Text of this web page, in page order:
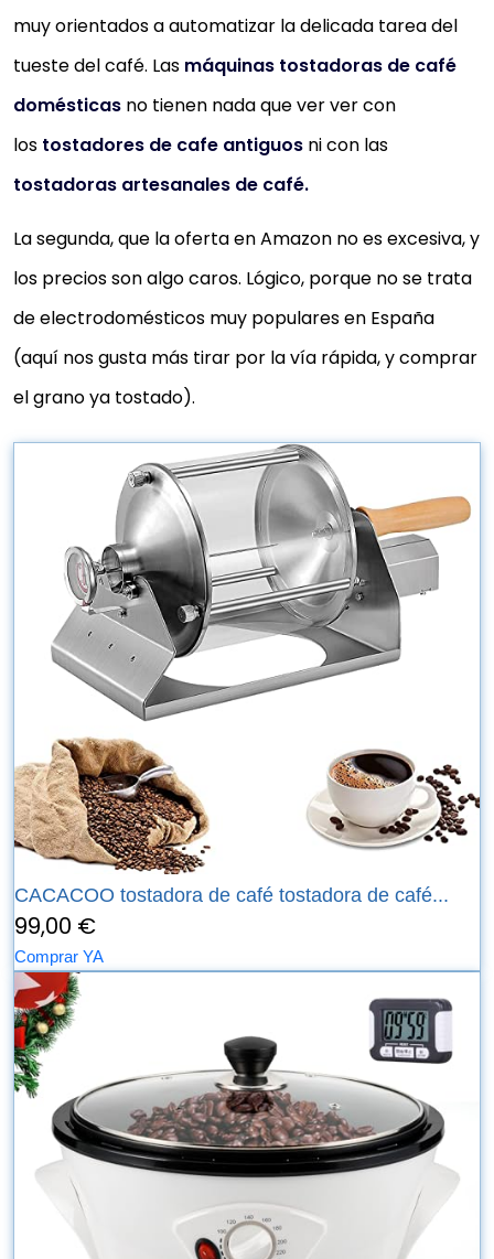
muy orientados a automatizar la delicada tarea del
tueste del café. Las máquinas tostadoras de café
domésticas no tienen nada que ver ver con
los tostadores de cafe antiguos ni con las
tostadoras artesanales de café.
La segunda, que la oferta en Amazon no es excesiva, y
los precios son algo caros. Lógico, porque no se trata
de electrodomésticos muy populares en España
(aquí nos gusta más tirar por la vía rápida, y comprar
el grano ya tostado).
CACACOO tostadora de café tostadora de café...
99,00 €
Comprar YA